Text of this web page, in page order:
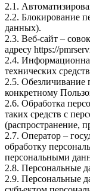
2.1.
2.2. Блокирование
данных).
2.3. Веб-сайт –
адресу https://
2.4.
технических
2.5. Обезличивание
конкретному
2.6. Обработка
таких средств с
(распространение,
2.7. Оператор –
обработку
персональными
2.8. Персональные
2.9. Персональные